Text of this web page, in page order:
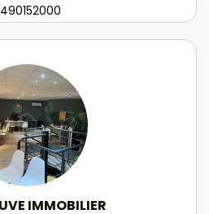
IMMOBILIER